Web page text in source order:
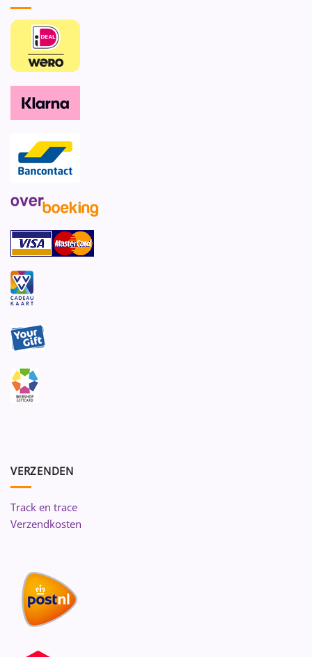
VERZENDEN
Track en trace
Verzendkosten